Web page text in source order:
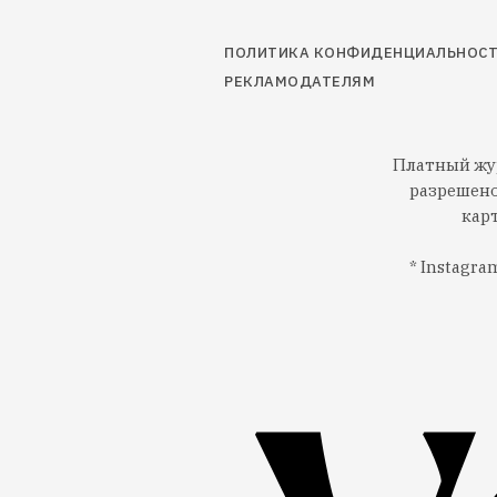
ПОЛИТИКА
РЕКЛАМОДАТЕЛЯМ
Платный
*